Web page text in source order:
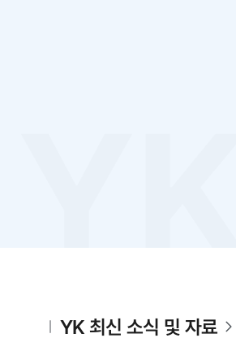
YK 최신 소식 및 자료